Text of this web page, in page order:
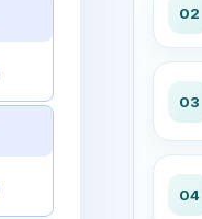
gọn
gọn
02
03
04